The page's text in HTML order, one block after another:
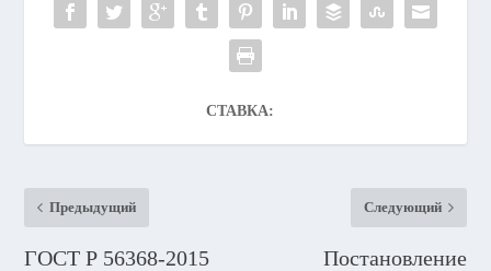
СТАВКА:
Предыдущий
ГОСТ Р 56368-2015
Следующий
Постановление